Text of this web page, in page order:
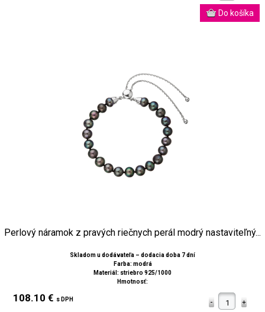
Perlový náramok z pravých riečnych perál modrý nastaviteľný...
Skladom u dodávateľa – dodacia doba 7 dní
Farba: modrá
Materiál: striebro 925/1000
Hmotnosť:
108.10 € s DPH